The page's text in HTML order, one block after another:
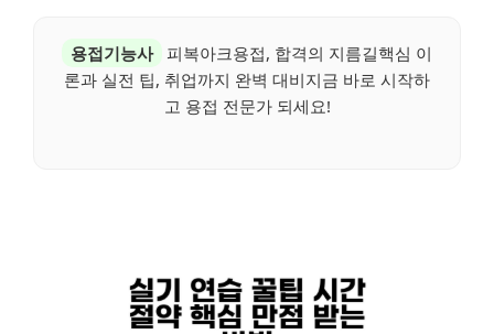
용접기능사
피복아크용접, 합격의 지름길핵심 이
론과 실전 팁, 취업까지 완벽 대비지금 바로 시작하
고 용접 전문가 되세요!